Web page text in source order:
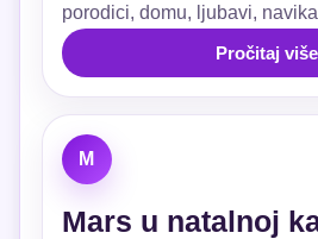
porodici, domu, ljubavi,
sigurnosti.
Pročitaj više
M
Mars u natalnoj